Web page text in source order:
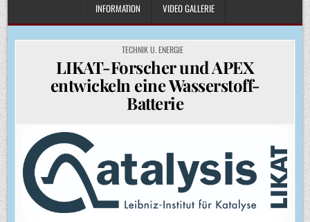
INFORMATION VIDEO GALLERIE
POSTED
IN
TECHNIK U. ENERGIE
LIKAT-Forscher und APEX
entwickeln eine Wasserstoff-
Batterie